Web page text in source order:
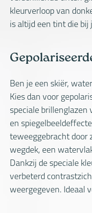
kleurverloop van
is altijd een tint die
Ben je een skiër,
Kies dan voor
speciale
en
teweeggebracht door
wegdek, een
Dankzij de speciale
verbeterd
weergegeven. Ideaal